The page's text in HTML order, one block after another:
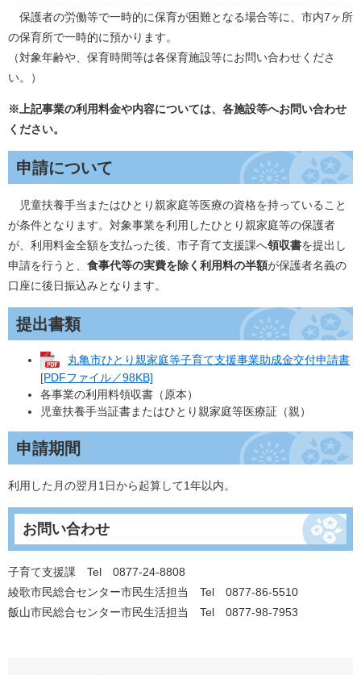
保護者の労働等で一時的に保育が困難となる場合等に、市内7ヶ所
の保育所で一時的に預かります。
（対象年齢や、保育時間等は各保育施設等にお問い合わせくださ
い。）
※上記事業の利用料金や内容については、各施設等へお問い合わせ
ください。
申請について
児童扶養手当またはひとり親家庭等医療の資格を持っていること
が条件となります。対象事業を利用したひとり親家庭等の保護者
が、利用料金全額を支払った後、市子育て支援課へ領収書を提出し
申請を行うと、 食事代等の実費を除く利用料の半額が保護者名義の
口座に後日振込みとなります。
提出書類
丸亀市ひとり親家庭等子育て支援事業助成金交付申請書
[PDFファイル／98KB]
各事業の利用料領収書（原本）
児童扶養手当証書またはひとり親家庭等医療証（親）
申請期間
利用した月の翌月1日から起算して1年以内。
お問い合わせ
子育て支援課 Tel 0877-24-8808
綾歌市民総合センター市民生活担当 Tel 0877-86-5510
飯山市民総合センター市民生活担当 Tel 0877-98-7953